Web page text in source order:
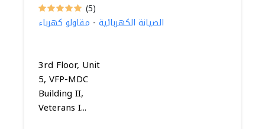
(5)
الصيانة الكهربائية - مقاولو كهرباء
3rd Floor, Unit
5, VFP-MDC
Building II,
Veterans I...